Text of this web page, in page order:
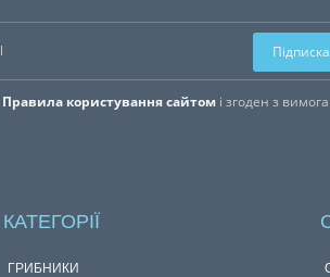
Правила користування сайтомі згоден з
Підписка
КАТЕГОРІЇ
ГРИБНИКИ